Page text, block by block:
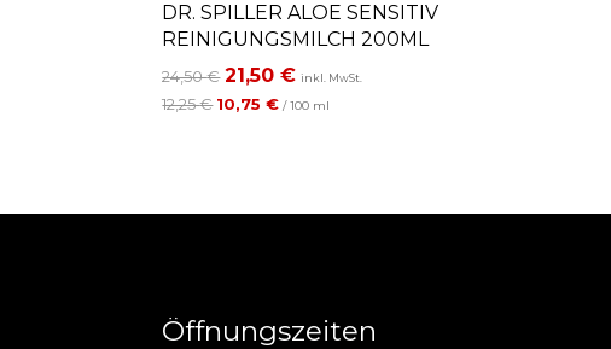
DR. SPILLER ALOE SENSITIV
REINIGUNGSMILCH 200ML
24,50€ Ursprünglicher
Preis
21,50€Aktueller
Preis
inkl. MwSt.
12,25€ 10,75€ /100 ml
Öffnungszeiten